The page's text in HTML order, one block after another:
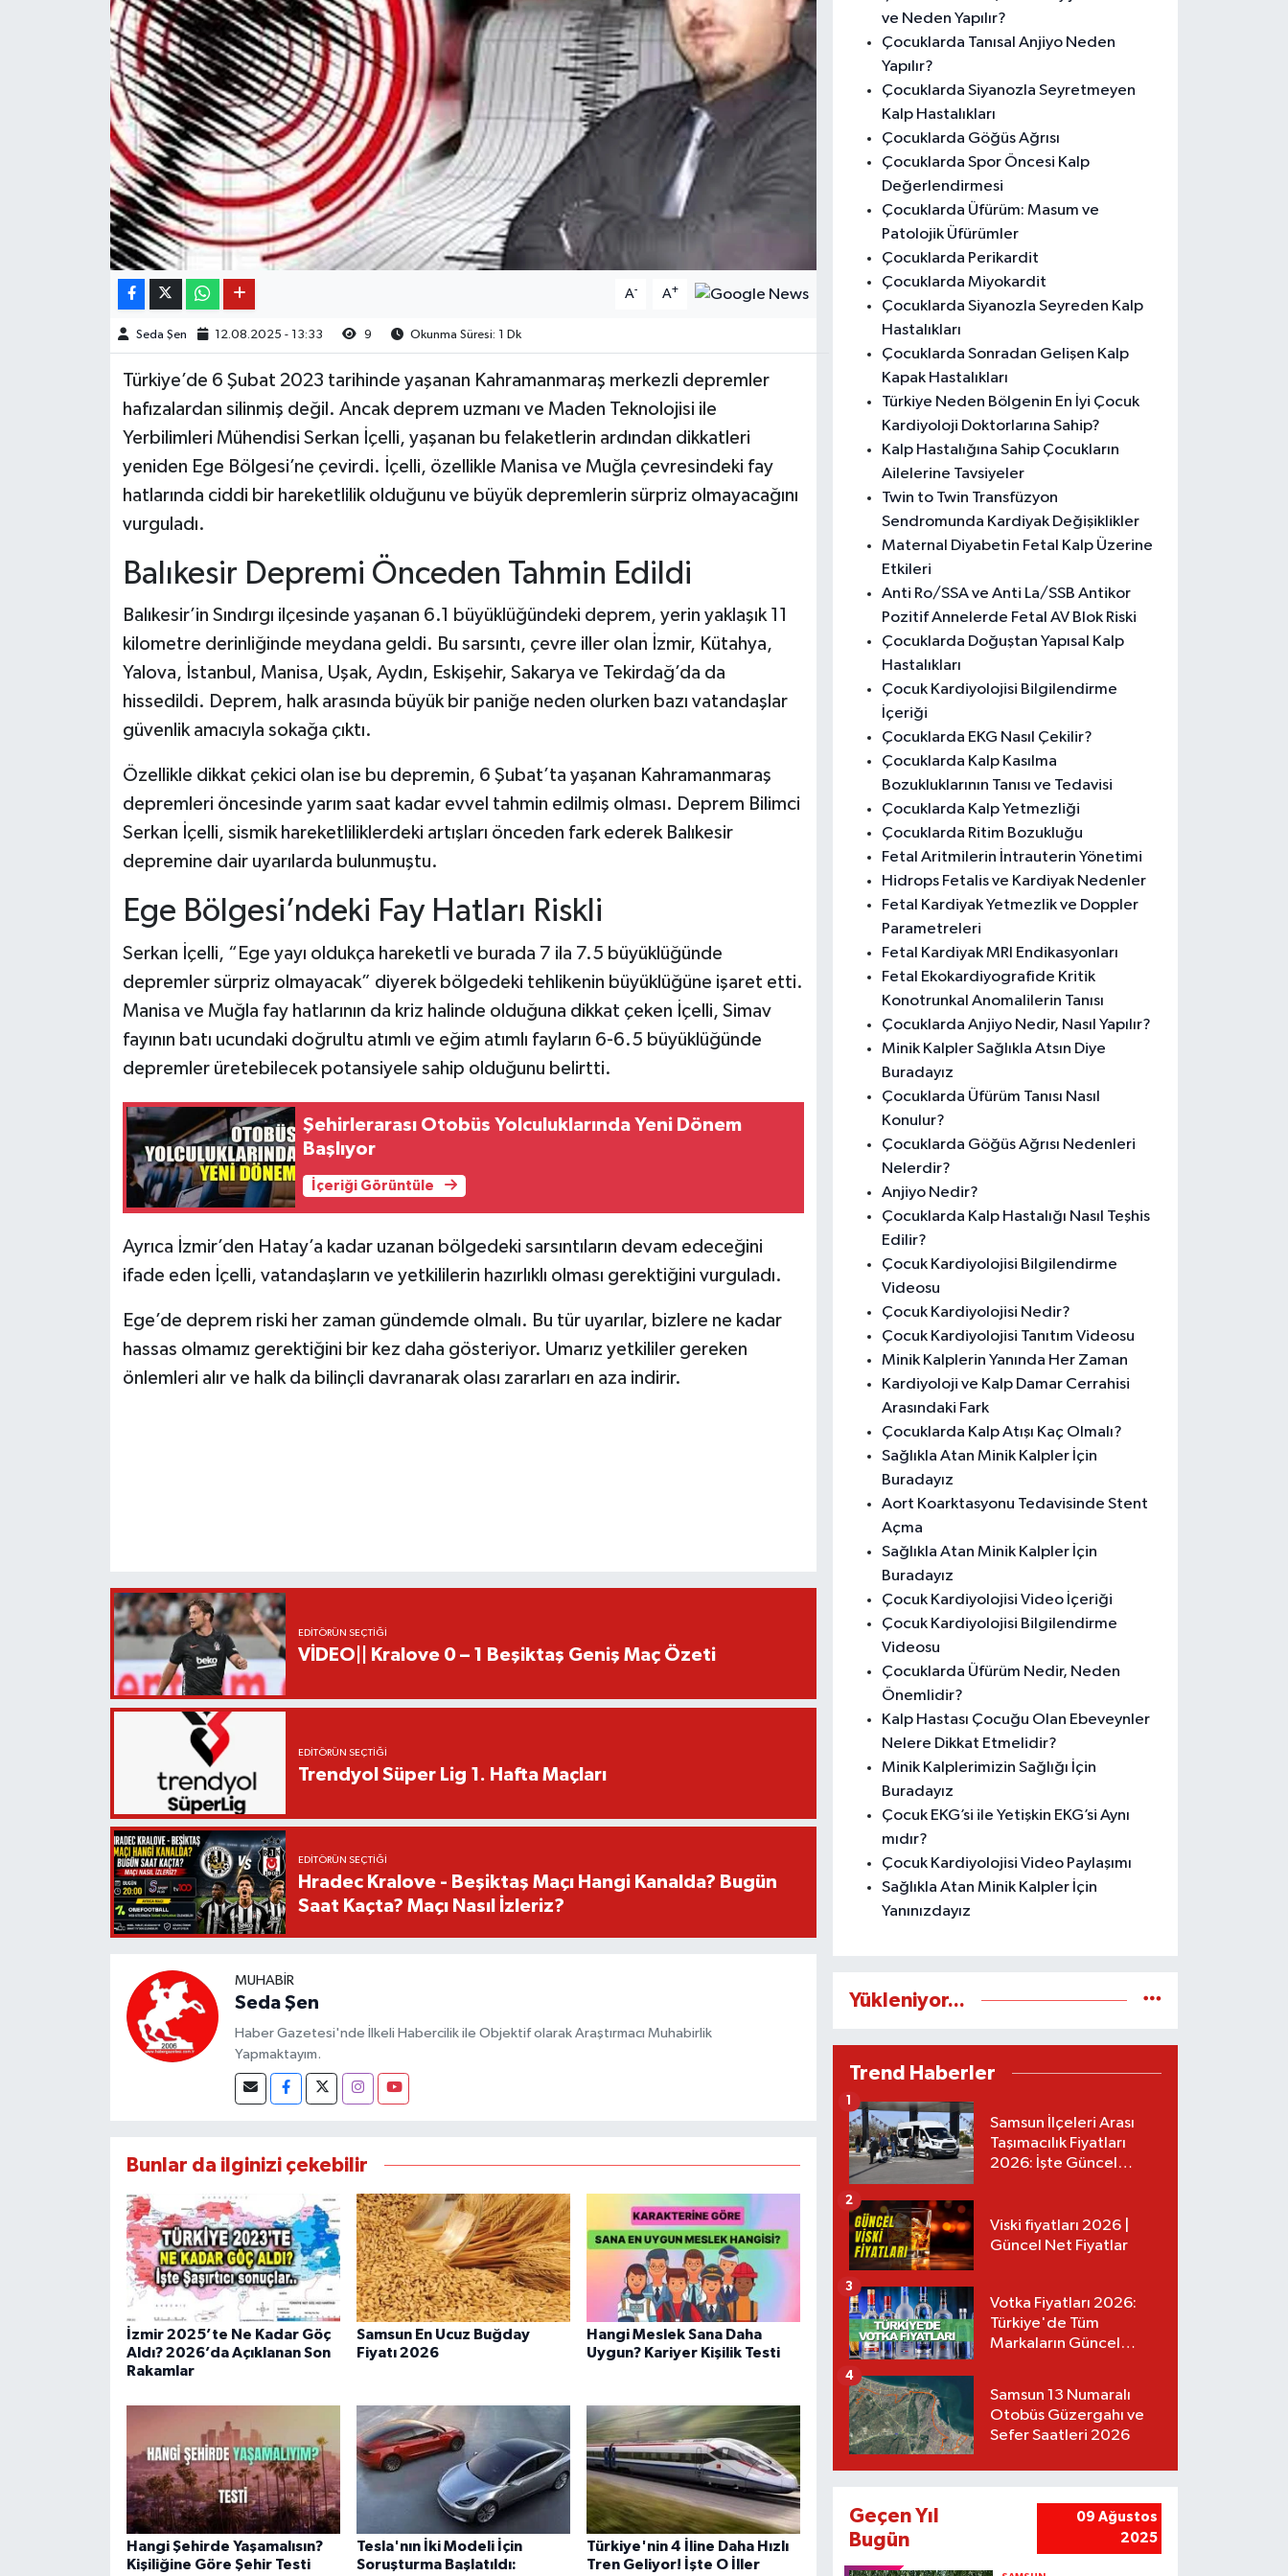
A- A+
Seda Şen 12.08.2025 - 13:33 9 Okunma Süresi: 1 Dk
Türkiye’de 6 Şubat 2023 tarihinde yaşanan Kahramanmaraş merkezli depremler
hafızalardan silinmiş değil. Ancak deprem uzmanı ve Maden Teknolojisi ile
Yerbilimleri Mühendisi Serkan İçelli, yaşanan bu felaketlerin ardından dikkatleri
yeniden Ege Bölgesi’ne çevirdi. İçelli, özellikle Manisa ve Muğla çevresindeki fay
hatlarında ciddi bir hareketlilik olduğunu ve büyük depremlerin sürpriz olmayacağını
vurguladı.
Balıkesir Depremi Önceden Tahmin Edildi
Balıkesir’in Sındırgı ilçesinde yaşanan 6.1 büyüklüğündeki deprem, yerin yaklaşık 11
kilometre derinliğinde meydana geldi. Bu sarsıntı, çevre iller olan İzmir, Kütahya,
Yalova, İstanbul, Manisa, Uşak, Aydın, Eskişehir, Sakarya ve Tekirdağ’da da
hissedildi. Deprem, halk arasında büyük bir paniğe neden olurken bazı vatandaşlar
güvenlik amacıyla sokağa çıktı.
Özellikle dikkat çekici olan ise bu depremin, 6 Şubat’ta yaşanan Kahramanmaraş
depremleri öncesinde yarım saat kadar evvel tahmin edilmiş olması. Deprem Bilimci
Serkan İçelli, sismik hareketliliklerdeki artışları önceden fark ederek Balıkesir
depremine dair uyarılarda bulunmuştu.
Ege Bölgesi’ndeki Fay Hatları Riskli
Serkan İçelli, “Ege yayı oldukça hareketli ve burada 7 ila 7.5 büyüklüğünde
depremler sürpriz olmayacak” diyerek bölgedeki tehlikenin büyüklüğüne işaret etti.
Manisa ve Muğla fay hatlarının da kriz halinde olduğuna dikkat çeken İçelli, Simav
fayının batı ucundaki doğrultu atımlı ve eğim atımlı fayların 6-6.5 büyüklüğünde
depremler üretebilecek potansiyele sahip olduğunu belirtti.
Şehirlerarası Otobüs Yolculuklarında Yeni Dönem
Başlıyor
İçeriği Görüntüle
Ayrıca İzmir’den Hatay’a kadar uzanan bölgedeki sarsıntıların devam edeceğini
ifade eden İçelli, vatandaşların ve yetkililerin hazırlıklı olması gerektiğini vurguladı.
Ege’de deprem riski her zaman gündemde olmalı. Bu tür uyarılar, bizlere ne kadar
hassas olmamız gerektiğini bir kez daha gösteriyor. Umarız yetkililer gereken
önlemleri alır ve halk da bilinçli davranarak olası zararları en aza indirir.
EDITÖRÜN SEÇTIĞI
VİDEO|| Kralove 0 – 1 Beşiktaş Geniş Maç Özeti
EDITÖRÜN SEÇTIĞI
Trendyol Süper Lig 1. Hafta Maçları
EDITÖRÜN SEÇTIĞI
Hradec Kralove - Beşiktaş Maçı Hangi Kanalda? Bugün
Saat Kaçta? Maçı Nasıl İzleriz?
MUHABIR
Seda Şen
Haber Gazetesi'nde İlkeli Habercilik ile Objektif olarak Araştırmacı Muhabirlik
Yapmaktayım.
Bunlar da ilginizi çekebilir
İzmir 2025’te Ne Kadar Göç
Aldı? 2026’da Açıklanan Son
Rakamlar
Samsun En Ucuz Buğday
Fiyatı 2026
Hangi Meslek Sana Daha
Uygun? Kariyer Kişilik Testi
Hangi Şehirde Yaşamalısın?
Kişiliğine Göre Şehir Testi
Tesla'nın İki Modeli İçin
Soruşturma Başlatıldı:
Türkiye'nin 4 İline Daha Hızlı
Tren Geliyor! İşte O İller
ve Neden Yapılır?
Çocuklarda Tanısal Anjiyo Neden
Yapılır?
Çocuklarda Siyanozla Seyretmeyen
Kalp Hastalıkları
Çocuklarda Göğüs Ağrısı
Çocuklarda Spor Öncesi Kalp
Değerlendirmesi
Çocuklarda Üfürüm: Masum ve
Patolojik Üfürümler
Çocuklarda Perikardit
Çocuklarda Miyokardit
Çocuklarda Siyanozla Seyreden Kalp
Hastalıkları
Çocuklarda Sonradan Gelişen Kalp
Kapak Hastalıkları
Türkiye Neden Bölgenin En İyi Çocuk
Kardiyoloji Doktorlarına Sahip?
Kalp Hastalığına Sahip Çocukların
Ailelerine Tavsiyeler
Twin to Twin Transfüzyon
Sendromunda Kardiyak Değişiklikler
Maternal Diyabetin Fetal Kalp Üzerine
Etkileri
Anti Ro/SSA ve Anti La/SSB Antikor
Pozitif Annelerde Fetal AV Blok Riski
Çocuklarda Doğuştan Yapısal Kalp
Hastalıkları
Çocuk Kardiyolojisi Bilgilendirme
İçeriği
Çocuklarda EKG Nasıl Çekilir?
Çocuklarda Kalp Kasılma
Bozukluklarının Tanısı ve Tedavisi
Çocuklarda Kalp Yetmezliği
Çocuklarda Ritim Bozukluğu
Fetal Aritmilerin İntrauterin Yönetimi
Hidrops Fetalis ve Kardiyak Nedenler
Fetal Kardiyak Yetmezlik ve Doppler
Parametreleri
Fetal Kardiyak MRI Endikasyonları
Fetal Ekokardiyografide Kritik
Konotrunkal Anomalilerin Tanısı
Çocuklarda Anjiyo Nedir, Nasıl Yapılır?
Minik Kalpler Sağlıkla Atsın Diye
Buradayız
Çocuklarda Üfürüm Tanısı Nasıl
Konulur?
Çocuklarda Göğüs Ağrısı Nedenleri
Nelerdir?
Anjiyo Nedir?
Çocuklarda Kalp Hastalığı Nasıl Teşhis
Edilir?
Çocuk Kardiyolojisi Bilgilendirme
Videosu
Çocuk Kardiyolojisi Nedir?
Çocuk Kardiyolojisi Tanıtım Videosu
Minik Kalplerin Yanında Her Zaman
Kardiyoloji ve Kalp Damar Cerrahisi
Arasındaki Fark
Çocuklarda Kalp Atışı Kaç Olmalı?
Sağlıkla Atan Minik Kalpler İçin
Buradayız
Aort Koarktasyonu Tedavisinde Stent
Açma
Sağlıkla Atan Minik Kalpler İçin
Buradayız
Çocuk Kardiyolojisi Video İçeriği
Çocuk Kardiyolojisi Bilgilendirme
Videosu
Çocuklarda Üfürüm Nedir, Neden
Önemlidir?
Kalp Hastası Çocuğu Olan Ebeveynler
Nelere Dikkat Etmelidir?
Minik Kalplerimizin Sağlığı İçin
Buradayız
Çocuk EKG’si ile Yetişkin EKG’si Aynı
mıdır?
Çocuk Kardiyolojisi Video Paylaşımı
Sağlıkla Atan Minik Kalpler İçin
Yanınızdayız
Yükleniyor...
Trend Haberler
Samsun İlçeleri Arası
Taşımacılık Fiyatları
2026: İşte Güncel
1
Viski fiyatları 2026 |
Güncel Net Fiyatlar
2
Votka Fiyatları 2026:
Türkiye'de Tüm
Markaların Güncel
3
Samsun 13 Numaralı
Otobüs Güzergahı ve
Sefer Saatleri 2026
4
Geçen Yıl
Bugün
09 Ağustos
2025